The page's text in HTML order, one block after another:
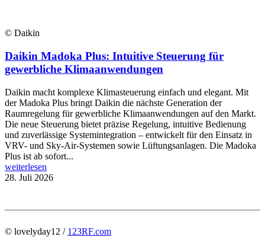
© Daikin
Daikin Madoka Plus: Intuitive Steuerung für
gewerbliche Klimaanwendungen
Daikin macht komplexe Klimasteuerung einfach und elegant. Mit
der Madoka Plus bringt Daikin die nächste Generation der
Raumregelung für gewerbliche Klimaanwendungen auf den Markt.
Die neue Steuerung bietet präzise Regelung, intuitive Bedienung
und zuverlässige Systemintegration – entwickelt für den Einsatz in
VRV- und Sky-Air-Systemen sowie Lüftungsanlagen. Die Madoka
Plus ist ab sofort...
weiterlesen
28. Juli 2026
© lovelyday12 / 123RF.com